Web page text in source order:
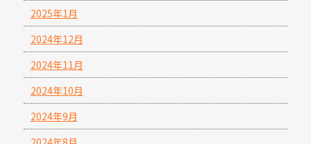
2025年1月
2024年12月
2024年11月
2024年10月
2024年9月